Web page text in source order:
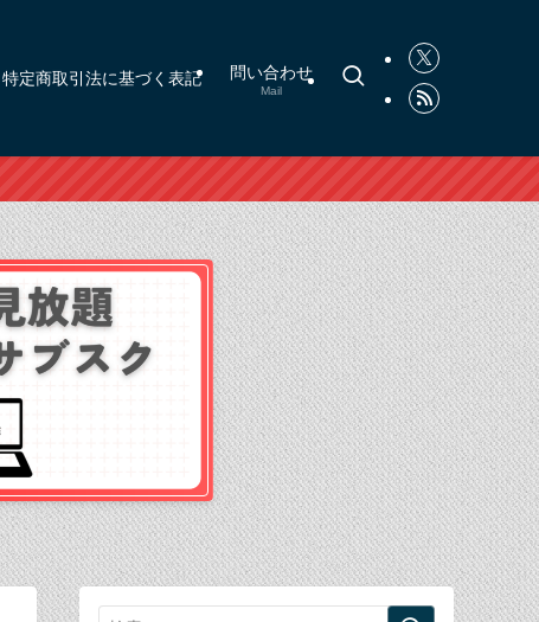
特定商取引法に基づく表記 問い合わせ
Mail